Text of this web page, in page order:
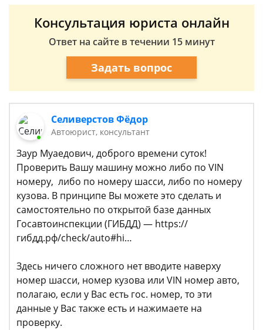
Консультация юриста онлайн
Ответ на сайте в течении 15 минут
Задать вопрос
Селиверстов Фёдор
Автоюрист, консультант
Заур Муаедович, доброго времени суток!
Проверить Вашу машину можно либо по VIN
номеру, либо по номеру шасси, либо по номеру
кузова. В принципе Вы можете это сделать и
самостоятельно по открытой базе данных
Госавтоинспекции (ГИБДД) — https://
гибдд.рф/check/auto#hi…
Здесь ничего сложного нет вводите наверху
номер шасси, номер кузова или VIN номер авто,
полагаю, если у Вас есть гос. номер, то эти
данные у Вас также есть и нажимаете на
проверку.